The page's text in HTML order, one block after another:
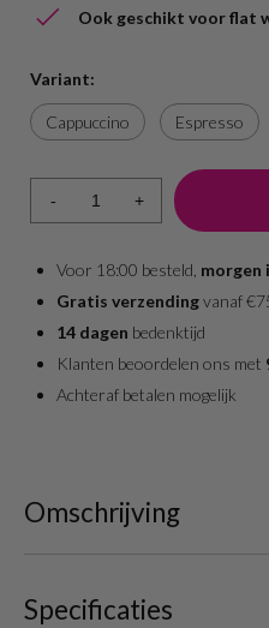
Ook geschikt voor flat
Variant:
Cappuccino Espresso
- +
Voor 18:00 besteld, morgen
Gratis verzendingvanaf
14 dagen bedenktijd
Klanten beoordelen ons met
Achteraf betalen mogelijk
Omschrijving
Specificaties